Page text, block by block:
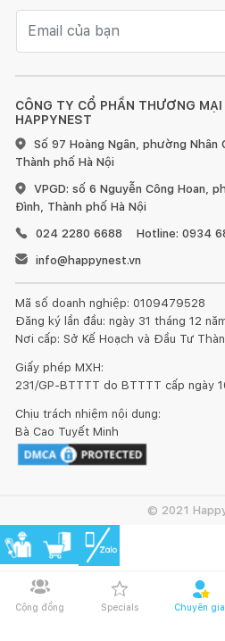
Cộng đồng Specials Chuyên gia
CÔNG TY CỔ PHẦN THƯƠNG
HAPPYNEST
Số 97 Hoàng Ngân, phường Nhân
Thành phố Hà Nội
VPGD: số 6 Nguyễn Công Hoan,
Đình, Thành phố Hà Nội
024 2280 6688
Hotline: 0934
info@happynest.vn
Mã số doanh nghiệp: 0109479528
Đăng ký lần đầu: ngày 31 tháng 12
Nơi cấp: Sở Kế Hoạch và Đầu Tư
Giấy phép MXH:
231/GP-BTTTT do BTTTT cấp ngày
Chịu trách nhiệm nội dung:
Bà Cao Tuyết Minh
© 2021